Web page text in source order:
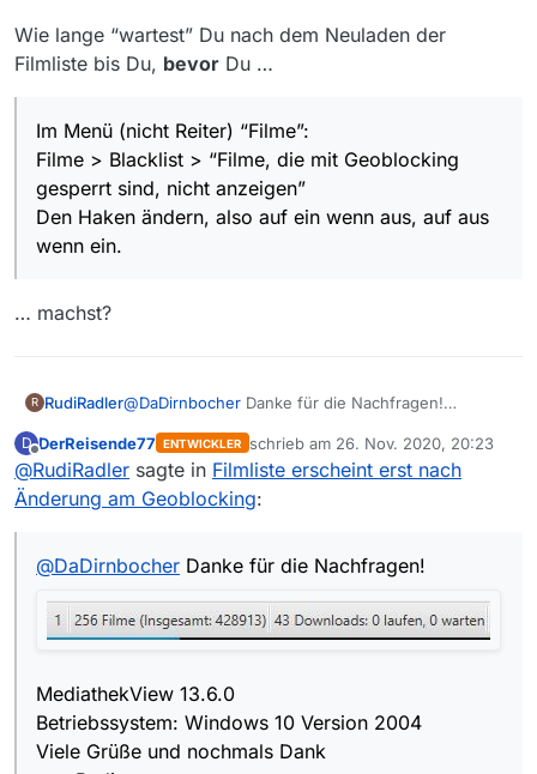
Wie lange “wartest” Du nach dem Neuladen der
Filmliste bis Du, bevor Du …
Im Menü (nicht Reiter) “Filme”:
Filme > Blacklist > “Filme, die mit Geoblocking
gesperrt sind, nicht anzeigen”
Den Haken ändern, also auf ein wenn aus, auf aus
wenn ein.
… machst?
R RudiRadler@DaDirnbocher Danke für die Nachfragen!
MediathekView 13.6.0
Betriebssystem: Windows 10 Version 2004
Viele Grüße und nochmals Dank
D
Offline
DerReisende77 ENTWICKLER schrieb am 26. Nov. 2020, 20:23
zuletzt editiert von
@RudiRadler sagte in Filmliste erscheint erst nach
Änderung am Geoblocking:
@DaDirnbocher Danke für die Nachfragen!
MediathekView 13.6.0
Betriebssystem: Windows 10 Version 2004
Viele Grüße und nochmals Dank